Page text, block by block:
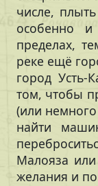
числе,
особенно
пределах,
реке ещё
город Усть-
том, чтобы
(или
найти
Малояза
желания и